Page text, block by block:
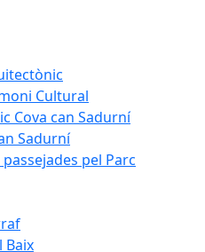
Cultural
Cova can Sadurní
Sadurní
pel Parc
Baix